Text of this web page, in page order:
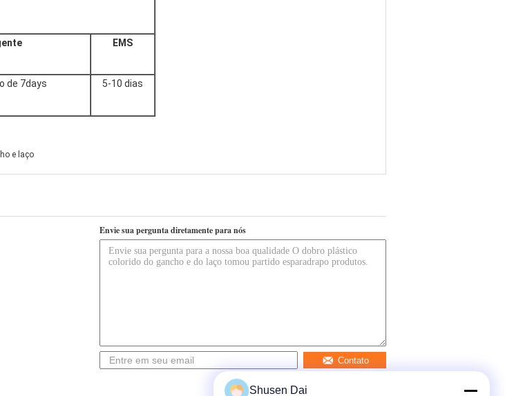
EMS
de 7days 5-10 dias
e laço
Envie sua pergunta diretamente para nós
Contato
Shusen Dai